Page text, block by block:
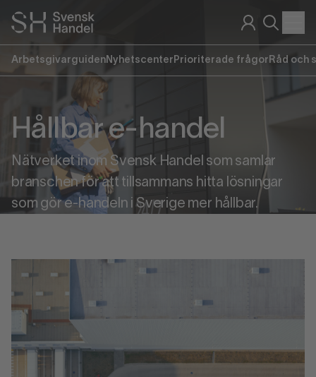
Arbetsgivarguiden Nyhetscenter Prioriterade frågor Råd och
Hållbar e-handel
Nätverket inom Svensk Handel som samlar
branschen för att tillsammans hitta lösningar
som gör e-handeln i Sverige mer hållbar.